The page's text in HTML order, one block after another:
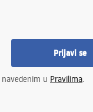
Prijavi se
u Pravilima.